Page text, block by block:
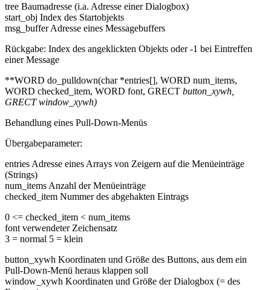
tree Baumadresse (i.a. Adresse einer Dialogbox)
start_obj Index des Startobjekts
msg_buffer Adresse eines Messagebuffers
Rückgabe: Index des angeklickten Objekts oder -1 bei Eintreffen
einer Message
**WORD do_pulldown(char *entries[], WORD num_items,
WORD checked_item, WORD font, GRECT button_xywh,
GRECTwindow_xywh)
Behandlung eines Pull-Down-Menüs
Übergabeparameter:
entries Adresse eines Arrays von Zeigern auf die Menüeinträge
(Strings)
num_items Anzahl der Menüeinträge
checked_item Nummer des abgehakten Eintrags
0 <= checked_item < num_items
font verwendeter Zeichensatz
3 = normal 5 = klein
button_xywh Koordinaten und Größe des Buttons, aus dem ein
Pull-Down-Menü heraus klappen soll
window_xywh Koordinaten und Größe der Dialogbox (= des